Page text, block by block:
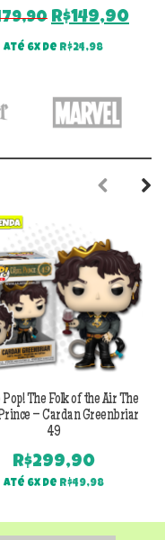
O
preço
original
R$179,90.
R$149,90O
Até 6x de R$24,98
The Folk of the Air The
– Cardan Greenbriar
49
R$299,90
Até 6x de R$49,98